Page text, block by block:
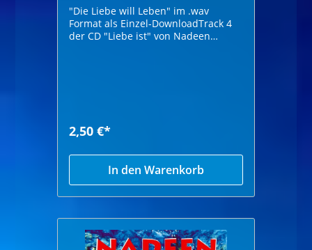
"Die Liebe will Leben" im .wav
Format als Einzel-DownloadTrack 4
der CD "Liebe ist" von Nadeen
2,50 €*
In den Warenkorb